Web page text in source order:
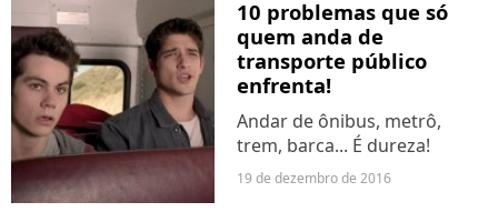
10 problemas que só
quem anda de
transporte público
enfrenta!
Andar de ônibus, metrô,
trem, barca... É dureza!
19 de dezembro de 2016